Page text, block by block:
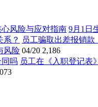
9月1日
员工骗取出差报销
风险 04/20 2,186
员工在《入职登记表